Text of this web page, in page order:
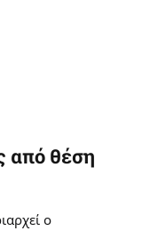
από θέση
ο